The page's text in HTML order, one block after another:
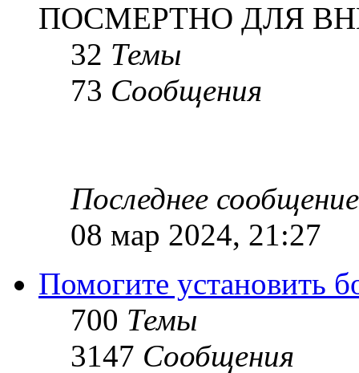
ПОСМЕРТНО ДЛЯ
32 Темы
73 Сообщения
Последнее сообщение
08 мар 2024, 21:27
Помогите установить
700 Темы
3147 Сообщения